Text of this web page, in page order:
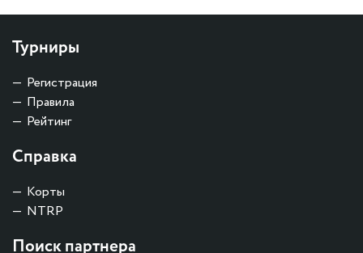
Турниры
Регистрация
Правила
Рейтинг
Справка
Корты
NTRP
Поиск партнера